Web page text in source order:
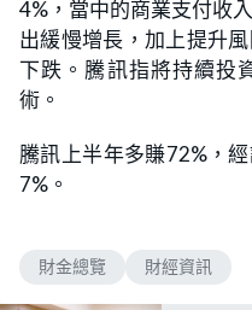
4%，當中的商業支付收
出緩慢增長，加上提升
下跌。騰訊指將持續投
術。
騰訊上半年多賺72%，
7%。
財金總覽 財經資訊